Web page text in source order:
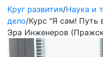
Круг развития/Наука и
дело/Курс "Я сам! Путь
Эра Инженеров